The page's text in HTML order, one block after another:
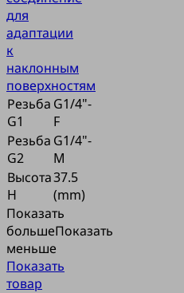
для
адаптации
к
наклонным
поверхностям
Резьба
G1
G1/4"-
F
Резьба
G2
G1/4"-
M
Высота
H
37.5
(mm)
Показать
большеПоказать
меньше
Показать
товар